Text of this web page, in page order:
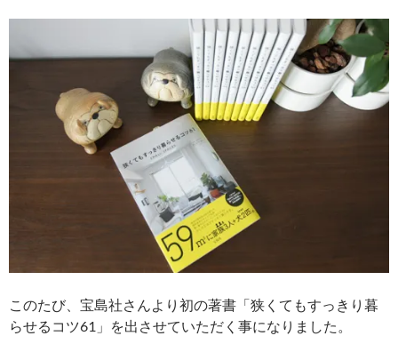
このたび、宝島社さんより初の著書「狭くてもすっきり暮
らせるコツ61」を出させていただく事になりました。